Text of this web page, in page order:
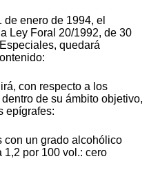
enero de 1994, el
Ley Foral 20/1992, de 30
quedará
con respecto a los
de su ámbito objetivo,
epígrafes:
un grado alcohólico
1,2 por 100 vol.: cero